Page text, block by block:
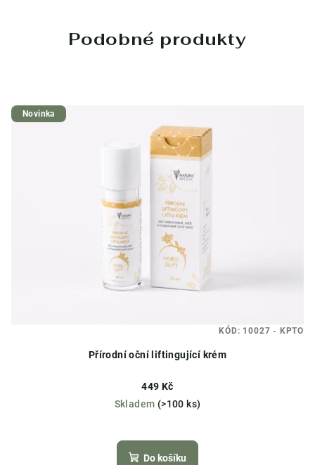
Podobné produkty
Novinka
Přírodní oční liftingující krém
449 Kč
Skladem (>100 ks)
Do košíku
KÓD: 10027 - KPTO